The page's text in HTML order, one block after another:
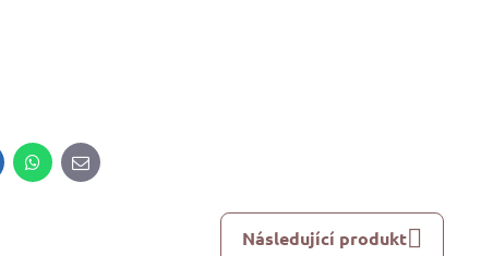
WhatsApp
E-
mail
Následující produkt